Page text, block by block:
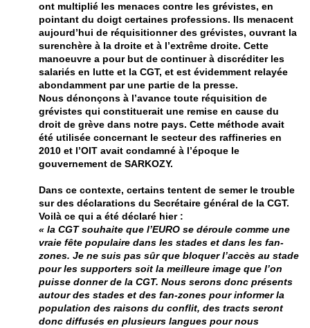
ont multiplié les menaces contre les grévistes, en
pointant du doigt certaines professions. Ils menacent
aujourd’hui de réquisitionner des grévistes, ouvrant la
surenchère à la droite et à l’extrême droite. Cette
manoeuvre a pour but de continuer à discréditer les
salariés en lutte et la CGT, et est évidemment relayée
abondamment par une partie de la presse.
Nous dénonçons à l’avance toute réquisition de
grévistes qui constituerait une remise en cause du
droit de grève dans notre pays. Cette méthode avait
été utilisée concernant le secteur des raffineries en
2010 et l’OIT avait condamné à l’époque le
gouvernement de SARKOZY.
Dans ce contexte, certains tentent de semer le trouble
sur des déclarations du Secrétaire général de la CGT.
Voilà ce qui a été déclaré hier :
« la CGT souhaite que l’EURO se déroule comme une
vraie fête populaire dans les stades et dans les fan-
zones. Je ne suis pas sûr que bloquer l’accès au stade
pour les supporters soit la meilleure image que l’on
puisse donner de la CGT. Nous serons donc présents
autour des stades et des fan-zones pour informer la
population des raisons du conflit, des tracts seront
donc diffusés en plusieurs langues pour nous